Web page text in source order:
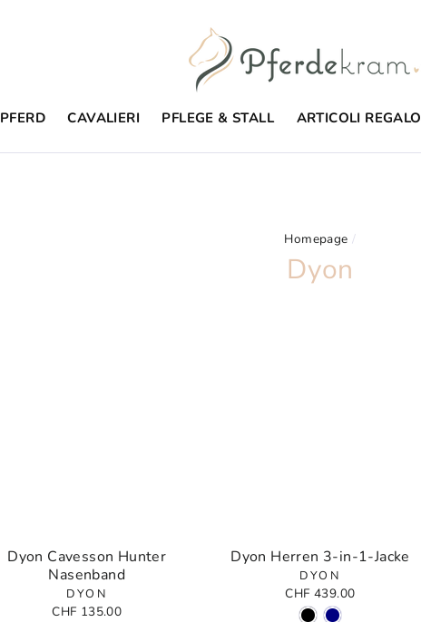
PFERD CAVALIERI PFLEGE & STALL ARTICOLI REGALO
Homepage /
Dyon
Dyon Cavesson Hunter
Nasenband
DYON
CHF 135.00
Dyon Herren 3-in-1-Jacke
DYON
CHF 439.00